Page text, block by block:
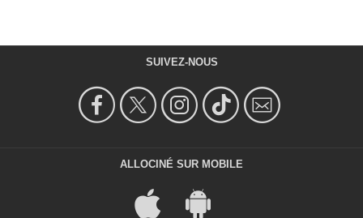
SUIVEZ-NOUS
ALLOCINÉ SUR MOBILE